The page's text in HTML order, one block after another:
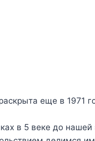
еще в 1971
в 5 веке до